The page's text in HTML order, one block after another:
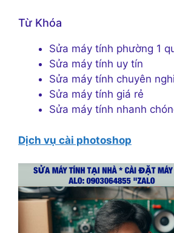
Từ Khóa
Sửa máy tính phường 1
Sửa máy tính uy tín
Sửa máy tính chuyên
Sửa máy tính giá rẻ
Sửa máy tính nhanh
Dịch vụ cài photoshop